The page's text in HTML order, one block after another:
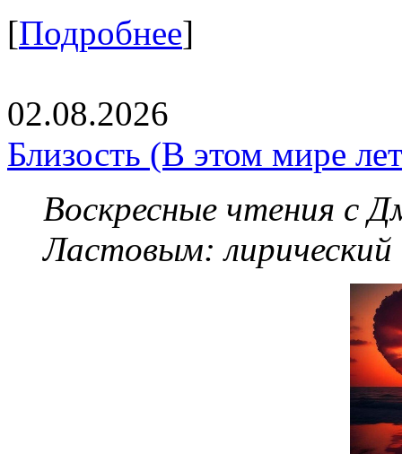
[Подробнее]
02.08.2026
Близость (В этом мире
Воскресные чтения с
Ластовым: